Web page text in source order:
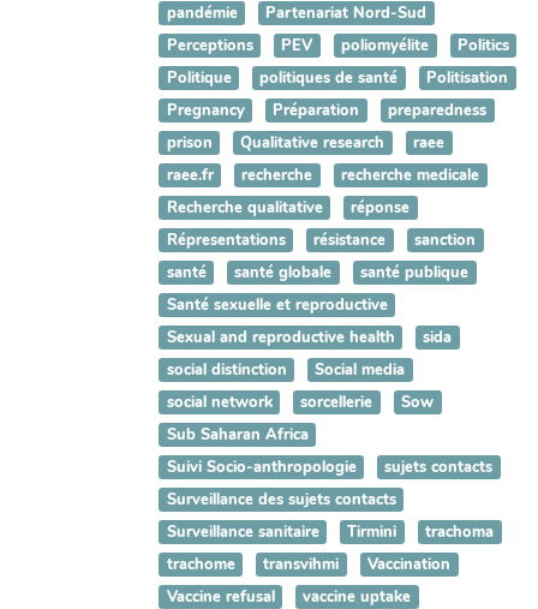
pandémie
Partenariat Nord-Sud
Perceptions
PEV poliomyélite
Politics
Politique
politiques de santé
Politisation
Pregnancy
Préparation
preparedness
prison
Qualitative research
raee
raee.fr
recherche
recherche medicale
Recherche qualitative
réponse
Répresentations
résistance
sanction
santé
santé globale
santé publique
Santé sexuelle et reproductive
Sexual and reproductive health
sida
social distinction
Social media
social network
sorcellerie
Sow
Sub Saharan Africa
Suivi Socio-anthropologie
sujets contacts
Surveillance des sujets contacts
Surveillance sanitaire
Tirmini
trachoma
trachome
transvihmi
Vaccination
Vaccine refusal
vaccine uptake